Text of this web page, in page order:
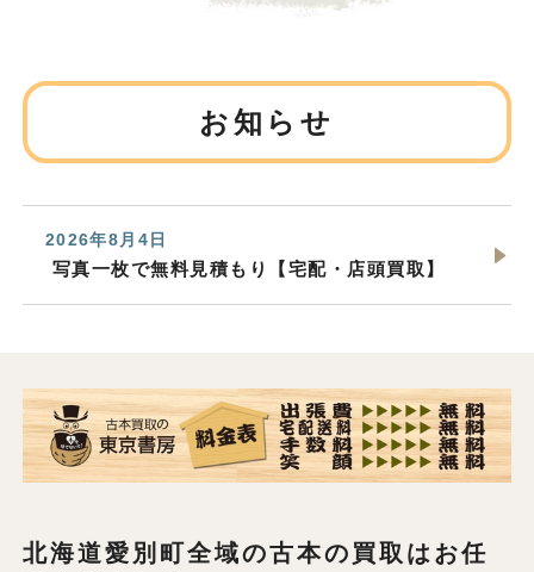
お知らせ
2026年8月4日
写真一枚で無料見積もり【宅配・店頭買取】
北海道愛別町全域の古本の買取はお任